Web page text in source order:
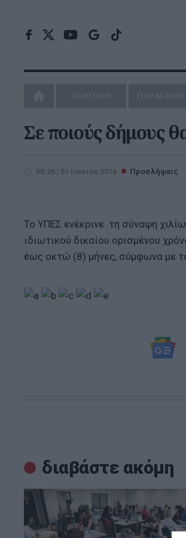
Σε ποιούς δήμους
08:26 | 01 Ιουνίου 2016 Προσλήψεις
Το ΥΠΕΣ ενέκρινε τη σύναψη
ιδιωτικού δικαίου ορισμένου
έως οκτώ (8) μήνες, σύμφωνα με
διαβάστε ακόμη